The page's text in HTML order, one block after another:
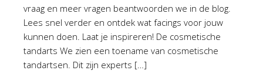
vraag en meer vragen beantwoorden we in de blog.
Lees snel verder en ontdek wat facings voor jouw
kunnen doen. Laat je inspireren! De cosmetische
tandarts We zien een toename van cosmetische
tandartsen. Dit zijn experts […]